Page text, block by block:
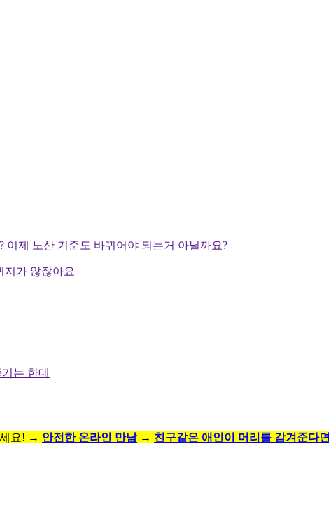
이제 노산 기준도 바뀌어야 되는거 아닐까요?
지가 않잖아요
는 한데
요! → 안전한 온라인 만남 → 친구같은 애인이 머리를 감겨준다면